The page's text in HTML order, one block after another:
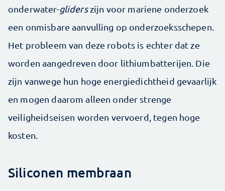
onderwater-gliderszijn voor mariene onderzoek
een onmisbare aanvulling op onderzoeksschepen.
Het probleem van deze robots is echter dat ze
worden aangedreven door lithiumbatterijen. Die
zijn vanwege hun hoge energiedichtheid gevaarlijk
en mogen daarom alleen onder strenge
veiligheidseisen worden vervoerd, tegen hoge
kosten.
Siliconen membraan